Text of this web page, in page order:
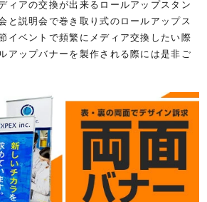
ィアの交換が出来るロールアップスタン
と説明会で巻き取り式のロールアップス
イベントで頻繁にメディア交換したい際
アップバナーを製作される際には是非ご